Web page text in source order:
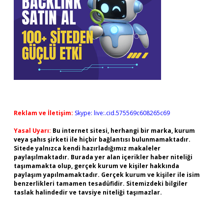
Reklam ve İletişim: Skype: live:.cid.575569c608265c69
Yasal Uyarı: Bu internet sitesi, herhangi bir marka, kurum
veya şahıs şirketi ile hiçbir bağlantısı bulunmamaktadır.
Sitede yalnızca kendi hazırladığımız makaleler
paylaşılmaktadır. Burada yer alan içerikler haber niteliği
taşımamakta olup, gerçek kurum ve kişiler hakkında
paylaşım yapılmamaktadır. Gerçek kurum ve kişiler ile isim
benzerlikleri tamamen tesadüfidir. Sitemizdeki bilgiler
taslak halindedir ve tavsiye niteliği taşımazlar.